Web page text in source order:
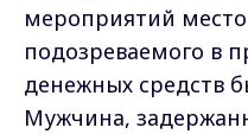
мероприятий
подозреваемого в
денежных средств
Мужчина,